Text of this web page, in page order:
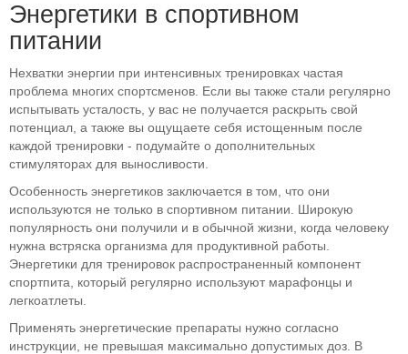
Энергетики в спортивном
питании
Нехватки энергии при интенсивных тренировках частая
проблема многих спортсменов. Если вы также стали регулярно
испытывать усталость, у вас не получается раскрыть свой
потенциал, а также вы ощущаете себя истощенным после
каждой тренировки - подумайте о дополнительных
стимуляторах для выносливости.
Особенность энергетиков заключается в том, что они
используются не только в спортивном питании. Широкую
популярность они получили и в обычной жизни, когда человеку
нужна встряска организма для продуктивной работы.
Энергетики для тренировок распространенный компонент
спортпита, который регулярно используют марафонцы и
легкоатлеты.
Применять энергетические препараты нужно согласно
инструкции, не превышая максимально допустимых доз. В